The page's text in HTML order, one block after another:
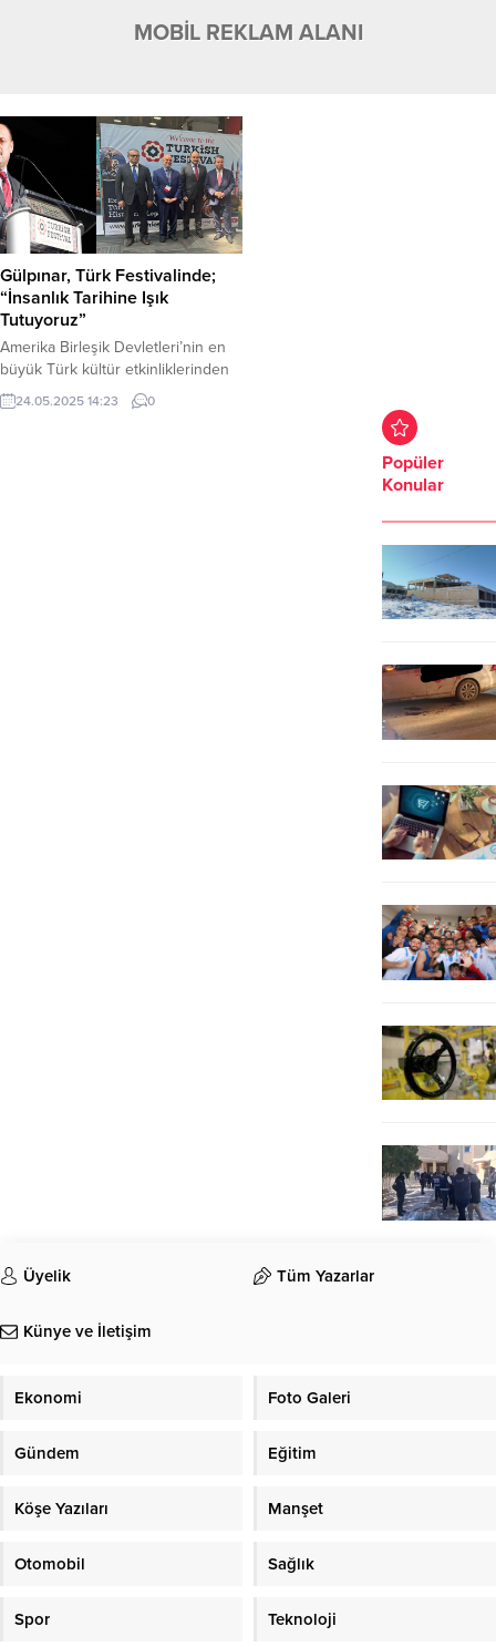
MOBİL REKLAM ALANI
Gülpınar, Türk Festivalinde;
“İnsanlık Tarihine Işık
Tutuyoruz”
Amerika Birleşik Devletleri’nin en
büyük Türk kültür etkinliklerinden
biri olan 2. Chicago Türk Festivali,
bu yıl Şanlıurfa’nın derin tarihi
24.05.2025 14:23 0
Popüler
Konular
Üyelik Tüm Yazarlar
Künye ve İletişim
Ekonomi Foto Galeri
Gündem Eğitim
Köşe Yazıları Manşet
Otomobil Sağlık
Spor Teknoloji